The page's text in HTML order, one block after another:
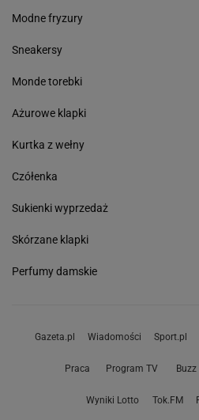
Modne fryzury
Sneakersy
Monde torebki
Ażurowe klapki
Kurtka z wełny
Czółenka
Sukienki wyprzedaż
Skórzane klapki
Perfumy damskie
Gazeta.pl Wiadomości Sport.pl
Praca Program TV Buzz
Wyniki Lotto Tok.FM